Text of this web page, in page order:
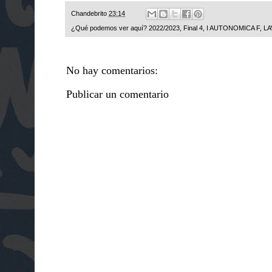
Chandebrito 23:14
¿Qué podemos ver aquí? 2022/2023 Final 4 I AUTONOMICA F,
No hay comentarios:
Publicar un comentario